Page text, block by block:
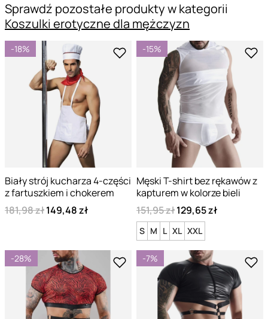
Sprawdź pozostałe produkty w kategorii
Koszulki erotyczne dla mężczyzn
-18%
Biały strój kucharza 4-części
z fartuszkiem i chokerem
181,98 zł149,48 zł
-15%
Męski T-shirt bez rękawów z
kapturem w kolorze bieli
151,95 zł129,65 zł
S M L XL XXL
-28% -7%